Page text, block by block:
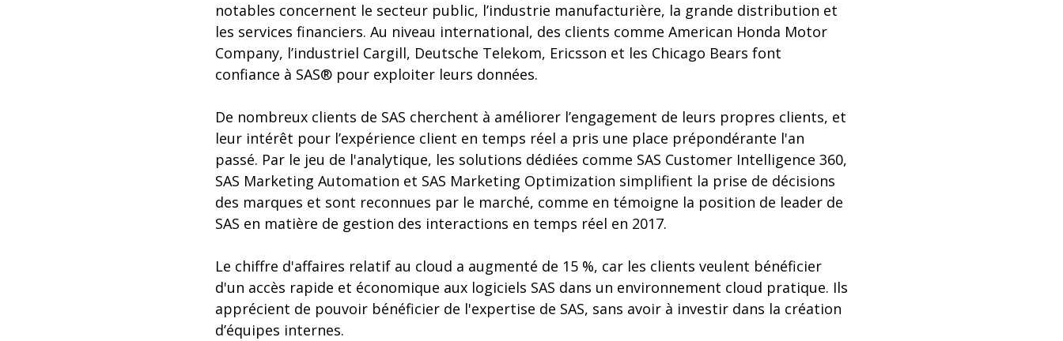
notables concernent le secteur public, l’industrie manufacturière, la grande distribution et
les services financiers. Au niveau international, des clients comme American Honda Motor
Company, l’industriel Cargill, Deutsche Telekom, Ericsson et les Chicago Bears font
confiance à SAS® pour exploiter leurs données.
De nombreux clients de SAS cherchent à améliorer l’engagement de leurs propres clients, et
leur intérêt pour l’expérience client en temps réel a pris une place prépondérante l'an
passé. Par le jeu de l'analytique, les solutions dédiées comme SAS Customer Intelligence 360,
SAS Marketing Automation et SAS Marketing Optimization simplifient la prise de décisions
des marques et sont reconnues par le marché, comme en témoigne la position de leader de
SAS en matière de gestion des interactions en temps réel en 2017.
Le chiffre d'affaires relatif au cloud a augmenté de 15 %, car les clients veulent bénéficier
d'un accès rapide et économique aux logiciels SAS dans un environnement cloud pratique. Ils
apprécient de pouvoir bénéficier de l'expertise de SAS, sans avoir à investir dans la création
d’équipes internes.